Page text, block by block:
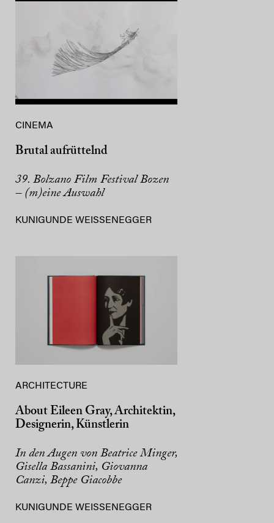
CINEMA
Brutal aufrüttelnd
39. Bolzano Film Festival Bozen
– (m)eine Auswahl
KUNIGUNDE WEISSENEGGER
ARCHITECTURE
About Eileen Gray, Architektin,
Designerin, Künstlerin
In den Augen von Beatrice Minger,
Gisella Bassanini, Giovanna
Canzi, Beppe Giacobbe
KUNIGUNDE WEISSENEGGER